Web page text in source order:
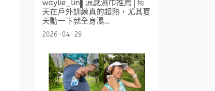
waylie_lin▌涼感濕巾推薦│每
天在戶外訓練真的超熱，尤其夏
天動一下就全身濕...
2026-04-29